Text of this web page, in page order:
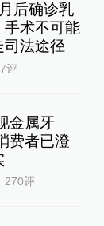
后确诊乳
手术不可能
司法途径
评
金属牙
费者已澄
270评